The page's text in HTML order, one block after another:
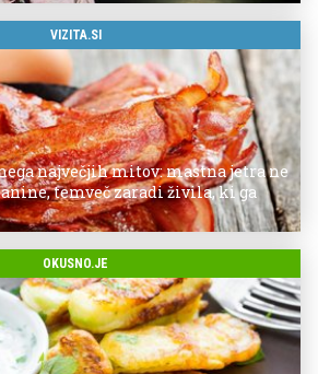
VIZITA.SI
največjih mitov: mastna jetra ne
temveč zaradi živila, ki ga
OKUSNO.JE